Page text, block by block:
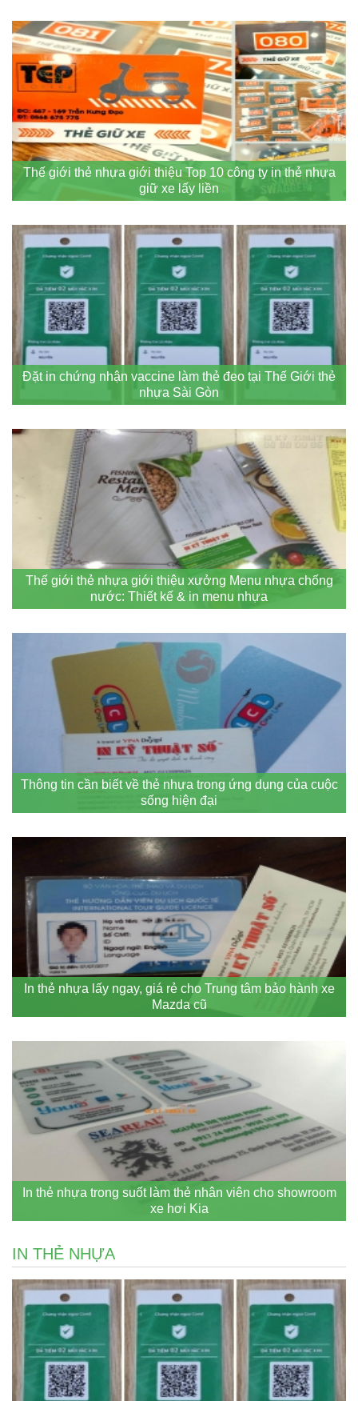
Thế giới thẻ nhựa giới thiệu Top 10 công ty in thẻ nhựa
giữ xe lấy liền
Đặt in chứng nhận vaccine làm thẻ đeo tại Thế Giới thẻ
nhựa Sài Gòn
Thế giới thẻ nhựa giới thiệu xưởng Menu nhựa chống
nước: Thiết kế & in menu nhựa
Thông tin cần biết về thẻ nhựa trong ứng dụng của cuộc
sống hiện đại
In thẻ nhựa lấy ngay, giá rẻ cho Trung tâm bảo hành xe
Mazda cũ
In thẻ nhựa trong suốt làm thẻ nhân viên cho showroom
xe hơi Kia
IN THẺ NHỰA